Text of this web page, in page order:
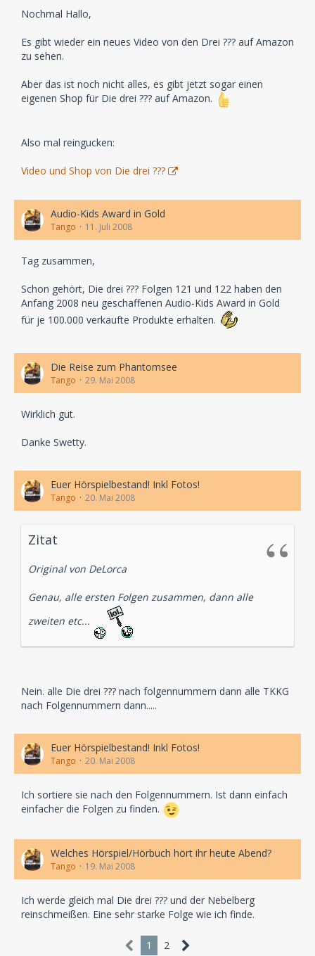
Nochmal Hallo,
Es gibt wieder ein neues Video von den Drei ??? auf Amazon
zu sehen.
Aber das ist noch nicht alles, es gibt jetzt sogar einen
eigenen Shop für Die drei ??? auf Amazon.
Also mal reingucken:
Video und Shop von Die drei ???
Audio-Kids Award in Gold
Tango 11. Juli 2008
Tag zusammen,
Schon gehört, Die drei ??? Folgen 121 und 122 haben den
Anfang 2008 neu geschaffenen Audio-Kids Award in Gold
für je 100.000 verkaufte Produkte erhalten.
Die Reise zum Phantomsee
Tango 29. Mai 2008
Wirklich gut.
Danke Swetty.
Euer Hörspielbestand! Inkl Fotos!
Tango 20. Mai 2008
Zitat
Original von DeLorca
Genau, alle ersten Folgen zusammen, dann alle
zweiten etc...
Nein. alle Die drei ??? nach folgennummern dann alle TKKG
nach Folgennummern dann.....
Euer Hörspielbestand! Inkl Fotos!
Tango 20. Mai 2008
Ich sortiere sie nach den Folgennummern. Ist dann einfach
einfacher die Folgen zu finden.
Welches Hörspiel/Hörbuch hört ihr heute Abend?
Tango 19. Mai 2008
Ich werde gleich mal Die drei ??? und der Nebelberg
reinschmeißen. Eine sehr starke Folge wie ich finde.
1 2